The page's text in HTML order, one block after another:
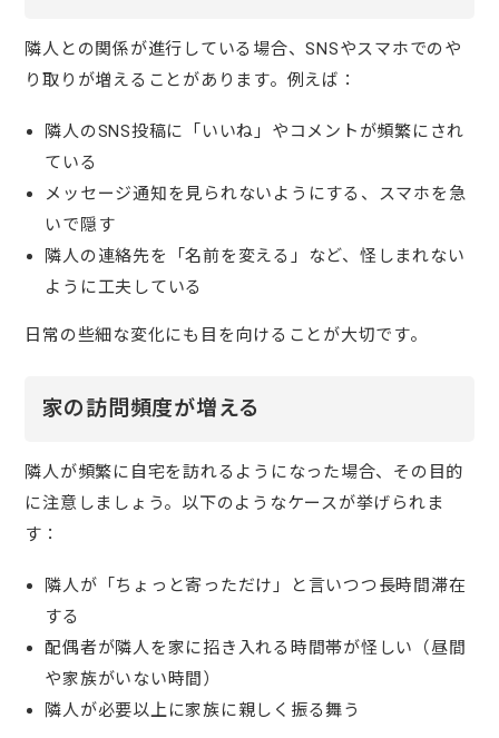
隣人との関係が進行している場合、SNSやスマホでのや
り取りが増えることがあります。例えば：
隣人のSNS投稿に「いいね」やコメントが頻繁にされ
ている
メッセージ通知を見られないようにする、スマホを急
いで隠す
隣人の連絡先を「名前を変える」など、怪しまれない
ように工夫している
日常の些細な変化にも目を向けることが大切です。
家の訪問頻度が増える
隣人が頻繁に自宅を訪れるようになった場合、その目的
に注意しましょう。以下のようなケースが挙げられま
す：
隣人が「ちょっと寄っただけ」と言いつつ長時間滞在
する
配偶者が隣人を家に招き入れる時間帯が怪しい（昼間
や家族がいない時間）
隣人が必要以上に家族に親しく振る舞う